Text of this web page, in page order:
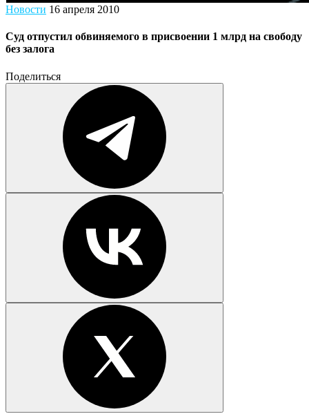
Новости 16 апреля 2010
Суд отпустил обвиняемого в присвоении 1 млрд на свободу
без залога
Поделиться